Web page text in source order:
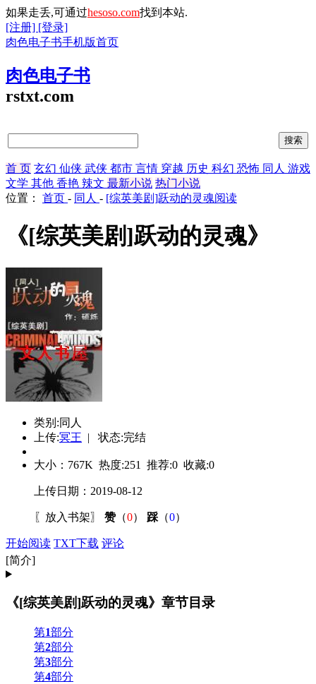
如果走丢,可通过hesoso.com找到本站.
[注册] [登录]
肉色电子书手机版首页
肉色电子书
rstxt.com
首 页 玄幻 仙侠 武侠 都市 言情 穿越 历史 科幻 恐怖 同人 游戏
文学 其他 香艳 辣文 最新小说 热门小说
位置： 首页 - 同人 - [综英美剧]跃动的灵魂阅读
《[综英美剧]跃动的灵魂》
类别:同人
上传:冥王 | 状态:完结
大小： 767K 热度:251 推荐:0 收藏:0
上传日期：2019-08-12
〖 放入书架〗 赞（0） 踩 （0）
开始阅读 TXT下载 评论
[简介]
《[综英美剧]跃动的灵魂》章节目录
第1部分
第2部分
第3部分
第4部分